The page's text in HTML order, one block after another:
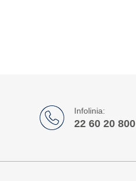
Infolinia:
22 60 20 800